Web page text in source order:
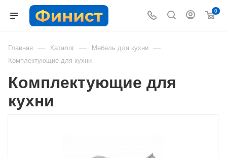
0
Главная — Каталог — Мебель для кухни —
Комплектующие для кухни
Комплектующие для
кухни